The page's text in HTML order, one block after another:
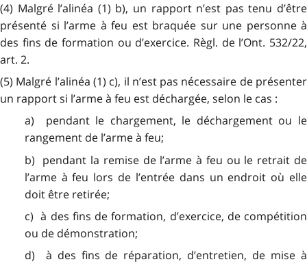
(4) Malgré l’alinéa (1) b), un rapport n’est pas tenu d’être
présenté si l’arme à feu est braquée sur une personne à
des fins de formation ou d’exercice. Règl. de l’Ont. 532/22,
art. 2.
(5) Malgré l’alinéa (1) c), il n’est pas nécessaire de présenter
un rapport si l’arme à feu est déchargée, selon le cas :
a) pendant le chargement, le déchargement ou le
rangement de l’arme à feu;
b) pendant la remise de l’arme à feu ou le retrait de
l’arme à feu lors de l’entrée dans un endroit où elle
doit être retirée;
c) à des fins de formation, d’exercice, de compétition
ou de démonstration;
d) à des fins de réparation, d’entretien, de mise à